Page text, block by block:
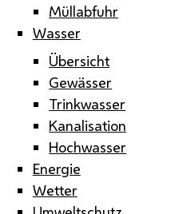
Müllabfuhr
Wasser
Übersicht
Gewässer
Trinkwasser
Kanalisation
Hochwasser
Energie
Wetter